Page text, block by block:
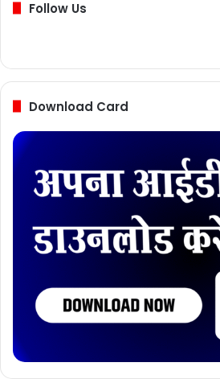
Follow Us
Download Card